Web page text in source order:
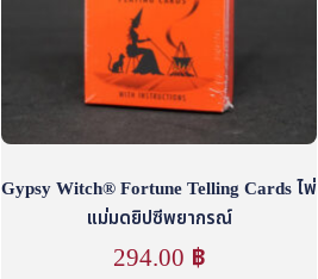
Gypsy Witch® Fortune Telling Cards ไพ่
แม่มดยิปซีพยากรณ์
294.00 ฿